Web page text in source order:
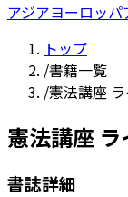
アジアヨーロッパ
トップ
/書籍一覧
/憲法講座
憲法講座
書誌詳細